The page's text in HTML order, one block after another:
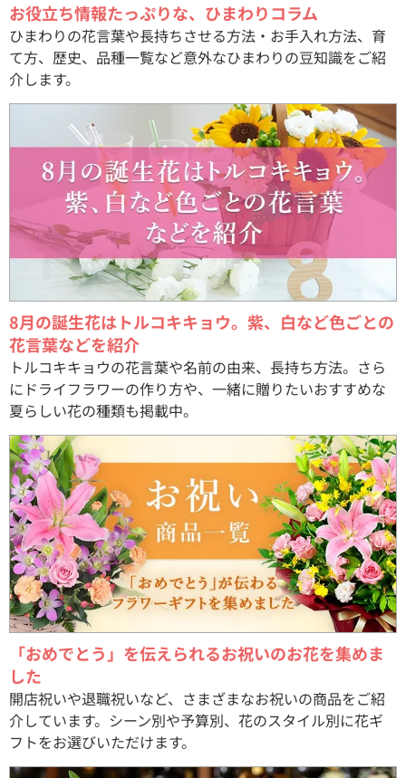
お役立ち情報たっぷりな、ひまわりコラム
ひまわりの花言葉や長持ちさせる方法・お手入れ方法、育
て方、歴史、品種一覧など意外なひまわりの豆知識をご紹
介します。
8月の誕生花はトルコキキョウ。紫、白など色ごとの
花言葉などを紹介
トルコキキョウの花言葉や名前の由来、長持ち方法。さら
にドライフラワーの作り方や、一緒に贈りたいおすすめな
夏らしい花の種類も掲載中。
「おめでとう」を伝えられるお祝いのお花を集めま
した
開店祝いや退職祝いなど、さまざまなお祝いの商品をご紹
介しています。シーン別や予算別、花のスタイル別に花ギ
フトをお選びいただけます。